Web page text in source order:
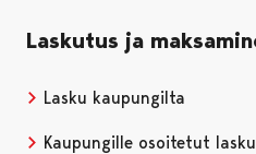
Laskutus ja
Lasku kaupungilta
Kaupungille osoitetut